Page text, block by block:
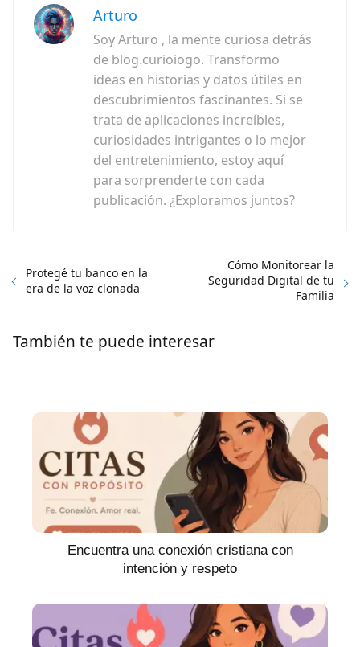
Arturo
Soy Arturo , la mente curiosa detrás
de blog.curioiogo. Transformo
ideas en historias y datos útiles en
descubrimientos fascinantes. Si se
trata de aplicaciones increíbles,
curiosidades intrigantes o lo mejor
del entretenimiento, estoy aquí
para sorprenderte con cada
publicación. ¿Exploramos juntos?
Protegé tu banco en la
era de la voz clonada
Cómo Monitorear la
Seguridad Digital de tu
Familia
También te puede interesar
Encuentra una conexión cristiana con
intención y respeto